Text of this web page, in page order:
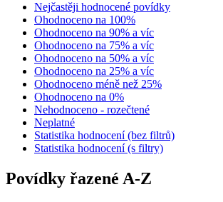
Nejčastěji hodnocené povídky
Ohodnoceno na 100%
Ohodnoceno na 90% a víc
Ohodnoceno na 75% a víc
Ohodnoceno na 50% a víc
Ohodnoceno na 25% a víc
Ohodnoceno méně než 25%
Ohodnoceno na 0%
Nehodnoceno - rozečtené
Neplatné
Statistika hodnocení (bez filtrů)
Statistika hodnocení (s filtry)
Povídky řazené A-Z